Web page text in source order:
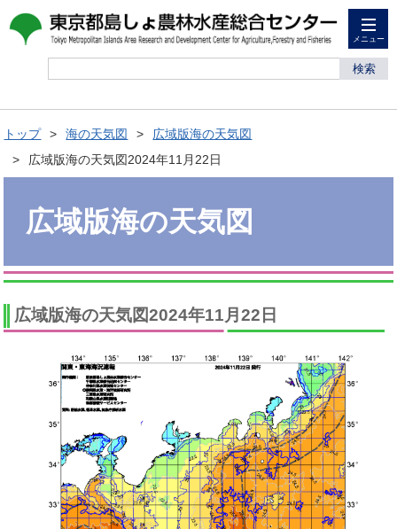
メニュー
検索
トップ 海の天気図
広域版海の天気図
広域版海の天気図2024年11月22日
広域版海の天気図
広域版海の天気図2024年11月22日